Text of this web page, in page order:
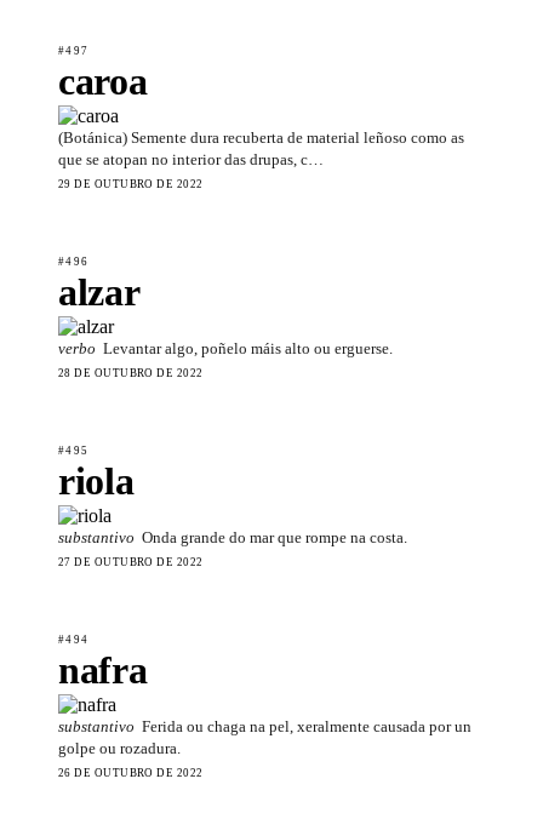
#497
caroa
(Botánica) Semente dura recuberta de material leñoso como as
que se atopan no interior das drupas, c…
29 DE OUTUBRO DE 2022
#496
alzar
verbo Levantar algo, poñelo máis alto ou erguerse.
28 DE OUTUBRO DE 2022
#495
riola
substantivo Onda grande do mar que rompe na costa.
27 DE OUTUBRO DE 2022
#494
nafra
substantivo Ferida ou chaga na pel, xeralmente causada por un
golpe ou rozadura.
26 DE OUTUBRO DE 2022